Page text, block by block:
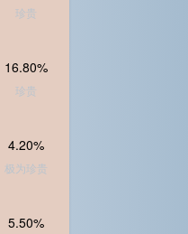
珍贵
16.80%
珍贵
4.20%
极为珍贵
5.50%